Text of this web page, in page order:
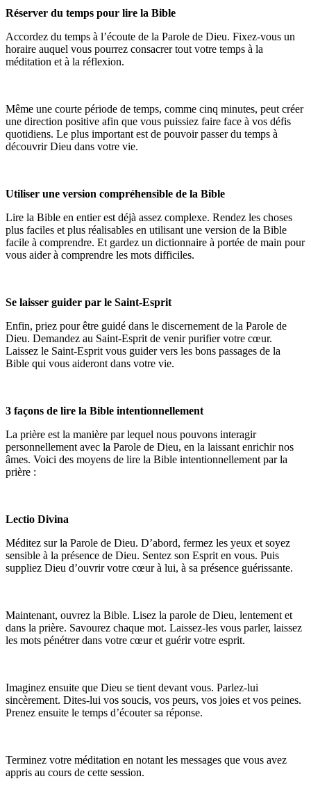
Réserver du temps pour lire la Bible
Accordez du temps à l’écoute de la Parole de Dieu. Fixez-vous un
horaire auquel vous pourrez consacrer tout votre temps à la
méditation et à la réflexion.
Même une courte période de temps, comme cinq minutes, peut créer
une direction positive afin que vous puissiez faire face à vos défis
quotidiens. Le plus important est de pouvoir passer du temps à
découvrir Dieu dans votre vie.
Utiliser une version compréhensible de la Bible
Lire la Bible en entier est déjà assez complexe. Rendez les choses
plus faciles et plus réalisables en utilisant une version de la Bible
facile à comprendre. Et gardez un dictionnaire à portée de main pour
vous aider à comprendre les mots difficiles.
Se laisser guider par le Saint-Esprit
Enfin, priez pour être guidé dans le discernement de la Parole de
Dieu. Demandez au Saint-Esprit de venir purifier votre cœur.
Laissez le Saint-Esprit vous guider vers les bons passages de la
Bible qui vous aideront dans votre vie.
3 façons de lire la Bible intentionnellement
La prière est la manière par lequel nous pouvons interagir
personnellement avec la Parole de Dieu, en la laissant enrichir nos
âmes. Voici des moyens de lire la Bible intentionnellement par la
prière :
Lectio Divina
Méditez sur la Parole de Dieu. D’abord, fermez les yeux et soyez
sensible à la présence de Dieu. Sentez son Esprit en vous. Puis
suppliez Dieu d’ouvrir votre cœur à lui, à sa présence guérissante.
Maintenant, ouvrez la Bible. Lisez la parole de Dieu, lentement et
dans la prière. Savourez chaque mot. Laissez-les vous parler, laissez
les mots pénétrer dans votre cœur et guérir votre esprit.
Imaginez ensuite que Dieu se tient devant vous. Parlez-lui
sincèrement. Dites-lui vos soucis, vos peurs, vos joies et vos peines.
Prenez ensuite le temps d’écouter sa réponse.
Terminez votre méditation en notant les messages que vous avez
appris au cours de cette session.